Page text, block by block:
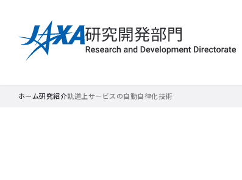
ホーム研究紹介軌道上サービスの自動自律化技術